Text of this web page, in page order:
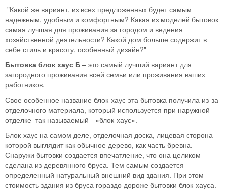
"Какой же вариант, из всех предложенных будет самым
надежным, удобным и комфортным? Какая из моделей бытовок
самая лучшая для проживания за городом и ведения
хозяйственной деятельности? Какой дом больше содержит в
себе стиль и красоту, особенный дизайн?"
Бытовка блок хаус Б – это самый лучший вариант для
загородного проживания всей семьи или проживания ваших
работников.
Свое особенное название блок-хаус эта бытовка получила из-за
отделочного материала, который используется при наружной
отделке так называемый - «блок-хаус».
Блок-хаус на самом деле, отделочная доска, лицевая сторона
которой выглядит как обычное дерево, как часть бревна.
Снаружи бытовки создается впечатление, что она целиком
сделана из деревянного бруса. Тем самым создается
определенный натуральный внешний вид здания. При этом
стоимость здания из бруса гораздо дороже бытовки блок-хауса.